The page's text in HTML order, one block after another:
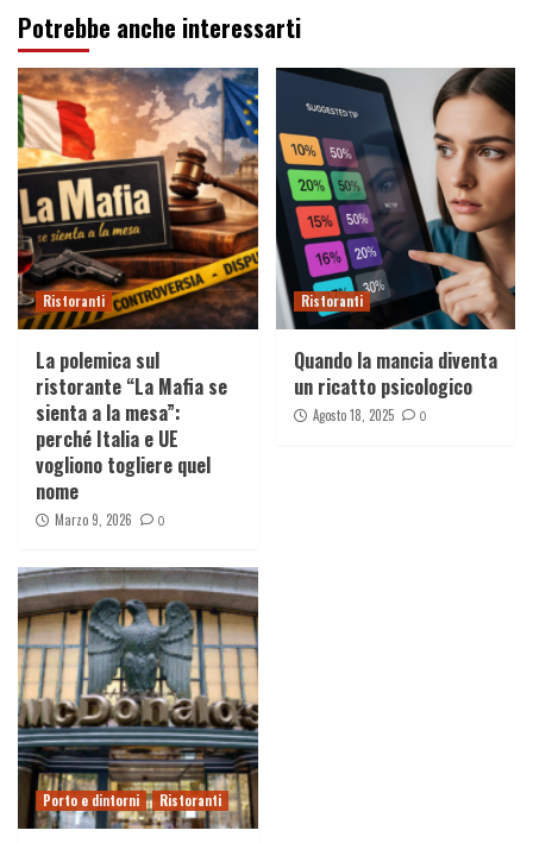
Potrebbe anche interessarti
Ristoranti
La polemica sul
ristorante “La Mafia se
sienta a la mesa”:
perché Italia e UE
vogliono togliere quel
nome
Marzo 9, 2026 0
Ristoranti
Quando la mancia diventa
un ricatto psicologico
Agosto 18, 2025 0
Porto e dintorni Ristoranti